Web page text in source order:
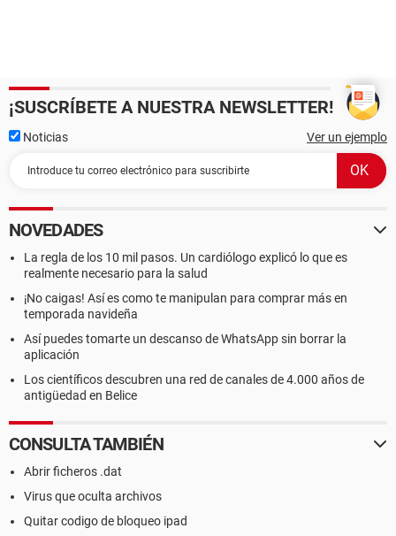
¡SUSCRÍBETE A NUESTRA NEWSLETTER!
Noticias Ver un ejemplo
NOVEDADES
La regla de los 10 mil pasos. Un cardiólogo explicó lo que es
realmente necesario para la salud
¡No caigas! Así es como te manipulan para comprar más en
temporada navideña
Así puedes tomarte un descanso de WhatsApp sin borrar la
aplicación
Los científicos descubren una red de canales de 4.000 años de
antigüedad en Belice
CONSULTA TAMBIÉN
Abrir ficheros .dat
Virus que oculta archivos
Quitar codigo de bloqueo ipad